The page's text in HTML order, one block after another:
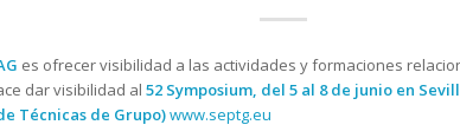
es ofrecer visibilidad a las actividades y formaciones
dar visibilidad al 52 Symposium, del 5 al 8 de junio en
Técnicas de Grupo)www.septg.eu